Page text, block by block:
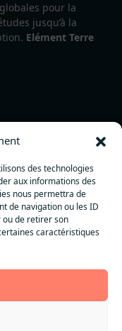
des technologies
aux informations des
nous permettra de
de navigation ou les ID
ou de retirer son
caractéristiques
pour la
jusqu’à la
Elément Terre
confidentialité